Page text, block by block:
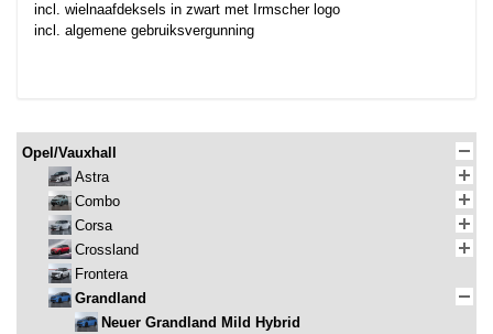
incl. wielnaafdeksels in zwart met Irmscher logo
incl. algemene gebruiksvergunning
Opel/Vauxhall
Astra
Combo
Corsa
Crossland
Frontera
Grandland
Neuer Grandland Mild Hybrid